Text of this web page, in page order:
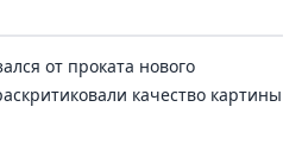
от проката нового
качество картины